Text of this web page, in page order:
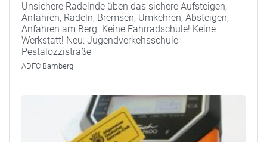
Unsichere Radelnde üben das sichere Aufsteigen,
Anfahren, Radeln, Bremsen, Umkehren, Absteigen,
Anfahren am Berg. Keine Fahrradschule! Keine
Werkstatt! Neu: Jugendverkehsschule
Pestalozzistraße
ADFC Bamberg